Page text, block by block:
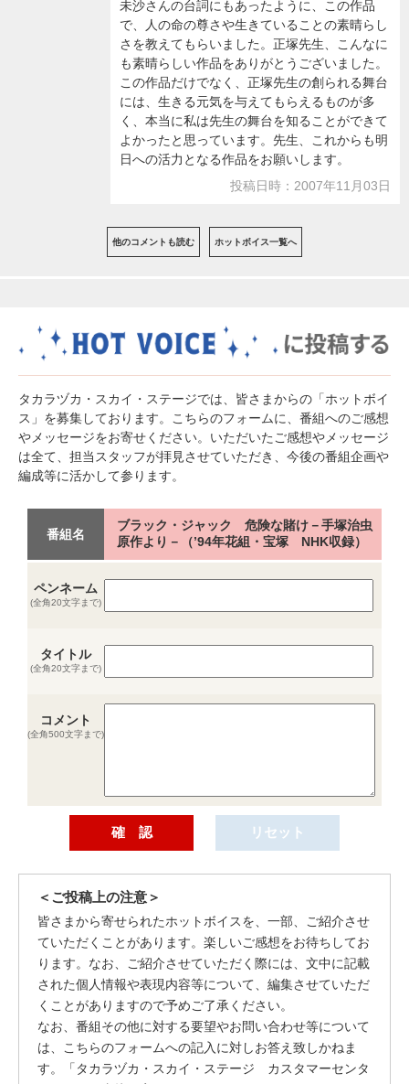
未沙さんの台詞にもあったように、この作品
で、人の命の尊さや生きていることの素晴らし
さを教えてもらいました。正塚先生、こんなに
も素晴らしい作品をありがとうございました。
この作品だけでなく、正塚先生の創られる舞台
には、生きる元気を与えてもらえるものが多
く、本当に私は先生の舞台を知ることができて
よかったと思っています。先生、これからも明
日への活力となる作品をお願いします。
投稿日時：2007年11月03日
他のコメントも読む ホットボイス一覧へ
タカラヅカ・スカイ・ステージでは、皆さまからの「ホットボイ
ス」を募集しております。こちらのフォームに、番組へのご感想
やメッセージをお寄せください。いただいたご感想やメッセージ
は全て、担当スタッフが拝見させていただき、今後の番組企画や
編成等に活かして参ります。
番組名
ブラック・ジャック 危険な賭け－手塚治虫
原作より－（’94年花組・宝塚 NHK収録）
ペンネーム
(全角20文字まで)
タイトル
(全角20文字まで)
コメント
(全角500文字まで)
＜ご投稿上の注意＞
皆さまから寄せられたホットボイスを、一部、ご紹介させ
ていただくことがあります。楽しいご感想をお待ちしてお
ります。なお、ご紹介させていただく際には、文中に記載
された個人情報や表現内容等について、編集させていただ
くことがありますので予めご了承ください。
なお、番組その他に対する要望やお問い合わせ等について
は、こちらのフォームへの記入に対しお答え致しかねま
す。「タカラヅカ・スカイ・ステージ カスタマーセンタ